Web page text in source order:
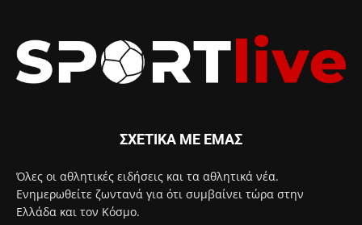
ΣΧΕΤΙΚΑ ΜΕ ΕΜΑΣ
Όλες οι αθλητικές ειδήσεις και τα αθλητικά νέα.
Ενημερωθείτε ζωντανά για ότι συμβαίνει τώρα στην
Ελλάδα και τον Κόσμο.